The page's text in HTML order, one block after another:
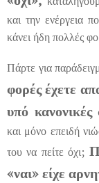
και την ενέργεια
κάνει ήδη πολλές
Πάρτε για
φορές έχετε
υπό
και μόνο επειδή
του να πείτε όχι;
«ναι» είχε